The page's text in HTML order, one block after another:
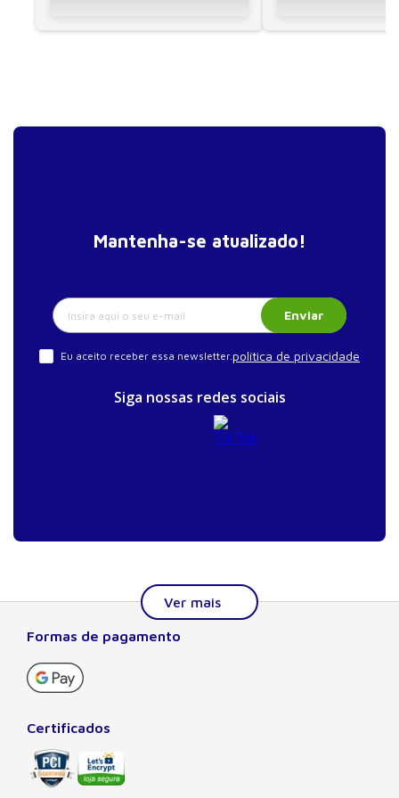
Mantenha-se atualizado!
Enviar
Eu aceito receber essa newsletter.política de privacidade
Siga nossas redes sociais
A Editora Manole é líder em prover conteúdo essencial à
científicas, técnicas e profissionais. Seu catálogo, com
quase dois mil títulos de autores nacionais e estrangeiros,
preza pela excelência gráfica e editorial, buscando oferecer
ao leitor o melhor da produção acadêmica e científica
Formas de pagamento
Certificados